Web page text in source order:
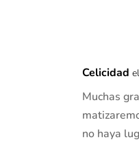
Celicidad
Muchas
no haya